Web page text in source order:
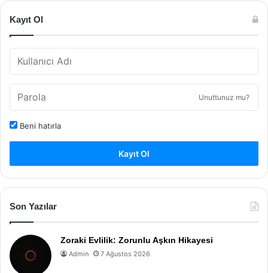
Kayıt Ol
Unuttunuz mu?
Beni hatırla
Kayıt Ol
Son Yazılar
Zoraki Evlilik: Zorunlu Aşkın Hikayesi
Admin 7 Ağustos 2026